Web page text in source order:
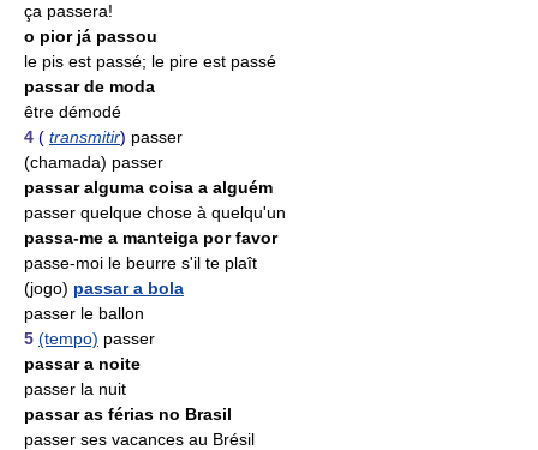
ça passera!
o pior já passou
le pis est passé; le pire est passé
passar de moda
être démodé
4 ( transmitir) passer
(chamada) passer
passar alguma coisa a alguém
passer quelque chose à quelqu'un
passa-me a manteiga por favor
passe-moi le beurre s'il te plaît
(jogo) passar a bola
passer le ballon
5 (tempo) passer
passar a noite
passer la nuit
passar as férias no Brasil
passer ses vacances au Brésil